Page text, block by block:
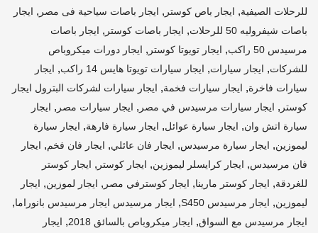
للرحلات الصيفية, ايجار باص كوستر , ايجار باصات سياحية فى مصر , ايجار
باصات شيفروليه 50 للرحلات
, ايجار باصات كوستر , ايجار باصات
مرسيدس 50 راكب
, ايجار تويوتا كوستر , ايجار دورات ميكروباص
للشركات, ايجار سيارات, ايجار سيارات تويوتا هايس 14 راكب , ايجار
سيارات فاخرة, ايجار سيارات فخمة, ايجار سيارات لشركات البترول ايجار
كوستر , ايجار سيارات مرسيدس في مصر , ايجار سيارات مصر , ايجار
سيارة اتش وان, ايجار سيارة عوائل, ايجار سيارة فارهة, ايجار سيارة
ليموزين, ايجار سيارة مرسيدس, ايجار فان عائلي, ايجار فان فخم, ايجار
فان مرسيدس, ايجار كرايسلر ليموزين, ايجار كوستر , ايجار كوستر
للغردقة, ايجار كوستر مارينا, ايجار كوسترفي مصر , ايجار لموزين, ايجار
ليموزين, ايجار مرسيدس S450 , ايجار مرسيدس ايجار مرسيدس بانوراما,
ايجار مرسيدس مع السواق, ايجار ميكروباص بالسائق 2018 , ايجار